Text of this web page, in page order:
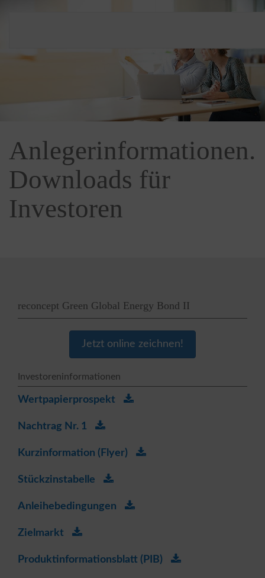
Anlegerinformationen.
Downloads für
Investoren
reconcept Green Global Energy Bond II
Jetzt online zeichnen!
Investoreninformationen
Wertpapierprospekt
Nachtrag Nr. 1
Kurzinformation (Flyer)
Stückzinstabelle
Anleihebedingungen
Zielmarkt
Produktinformationsblatt (PIB)